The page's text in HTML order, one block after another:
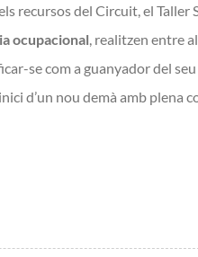
recursos del Circuit, el
ocupacional, realitzen entre
se com a guanyador del
d’un nou demà amb